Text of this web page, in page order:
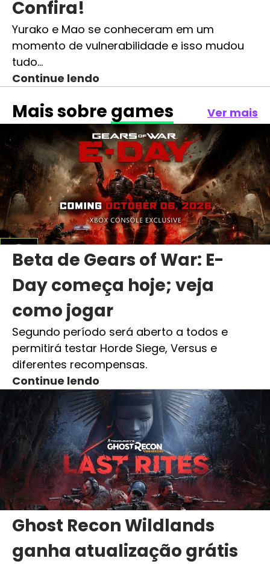
Confira!
Yurako e Mao se conheceram em um
momento de vulnerabilidade e isso mudou
tudo…
Continue lendo
Mais sobre games Ver mais
Beta de Gears of War: E-
Day começa hoje; veja
como jogar
Segundo período será aberto a todos e
permitirá testar Horde Siege, Versus e
diferentes recompensas.
Continue lendo
Ghost Recon Wildlands
ganha atualização grátis